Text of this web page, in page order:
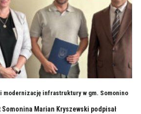
i modernizację infrastruktury w gm. Somonino
Marian Kryszewski podpisał